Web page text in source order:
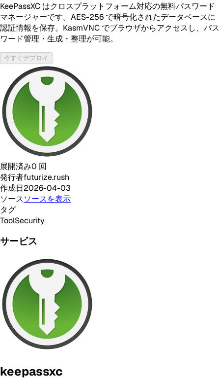
KeePassXC はクロスプラットフォーム対応の無料パスワード
マネージャーです。AES-256 で暗号化されたデータベースに
認証情報を保存。KasmVNC でブラウザからアクセスし、パス
ワード管理・生成・整理が可能。
今すぐデプロイ
展開済み0 回
発行者futurize.rush
作成日2026-04-03
ソースソースを表示
タグ
ToolSecurity
サービス
keepassxc